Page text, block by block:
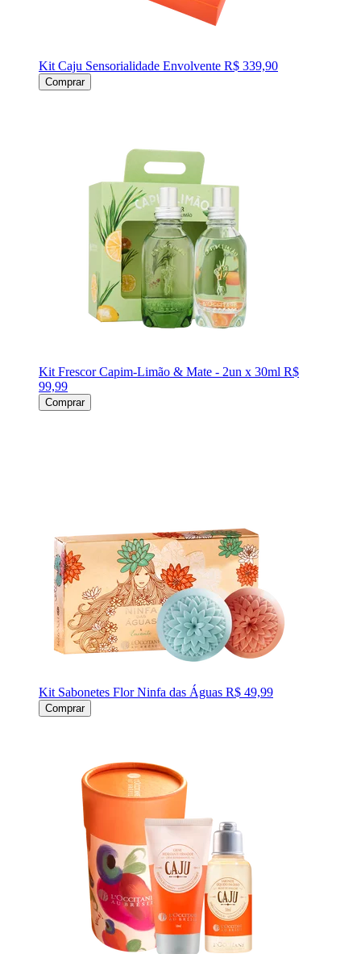
Kit Caju Sensorialidade Envolvente R$ 339,90
Comprar
Kit Frescor Capim-Limão & Mate - 2un x 30ml R$
99,99
Comprar
Kit Sabonetes Flor Ninfa das Águas R$ 49,99
Comprar